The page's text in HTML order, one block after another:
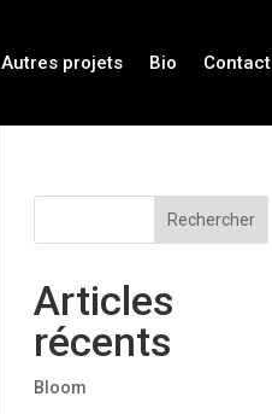
Autres projets Bio Contact
Rechercher
Articles
récents
Bloom